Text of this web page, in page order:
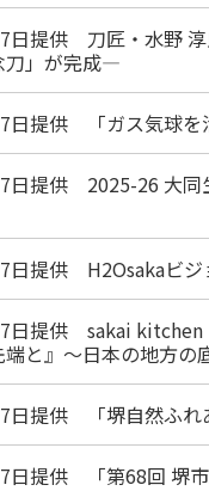
日提供 刀匠・水野
刀」が完成―
日提供 「ガス気球を
日提供 2025-26 大同
日提供 H2Osakaビ
日提供 sakai kitchen
と』～日本の地方の
日提供 「堺自然ふれ
日提供 「第68回 堺